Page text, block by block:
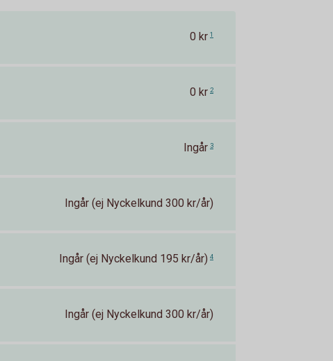
0 kr 1
0 kr 2
Ingår 3
Ingår (ej Nyckelkund 300 kr/år)
Ingår (ej Nyckelkund 195 kr/år) 4
Ingår (ej Nyckelkund 300 kr/år)